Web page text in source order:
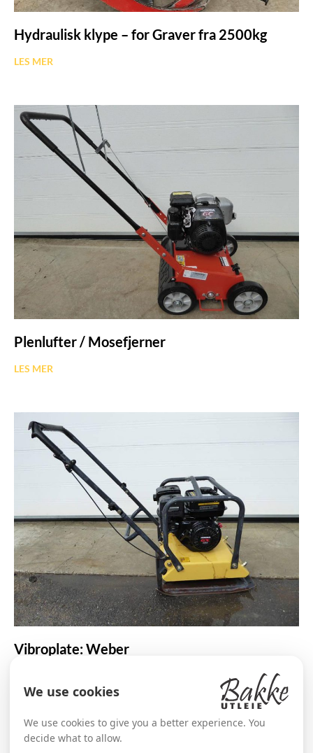
Hydraulisk klype – for Graver fra 2500kg
LES MER
Plenlufter / Mosefjerner
LES MER
Vibroplate: Weber
We use cookies
We use cookies to give you a better experience. You
decide what to allow.